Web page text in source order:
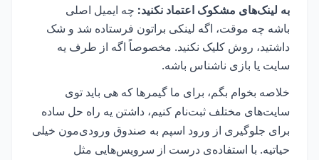
به لینک‌های مشکوک اعتماد نکنید: چه ایمیل اصلی
باشه چه موقت، اگه لینکی براتون فرستاده شد و شک
داشتید، روش کلیک نکنید. مخصوصاً اگه از طرف یه
سایت یا بازی ناشناس باشه.
خلاصه بخوام بگم، برای ما گیمرها که هی باید توی
سایت‌های مختلف ثبت‌نام کنیم، داشتن یه راه حل ساده
برای جلوگیری از ورود اسپم به صندوق ورودی‌مون خیلی
حیاتیه. با استفاده‌ی درست از سرویس‌هایی مثل